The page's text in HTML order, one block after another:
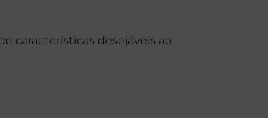
características desejáveis ao